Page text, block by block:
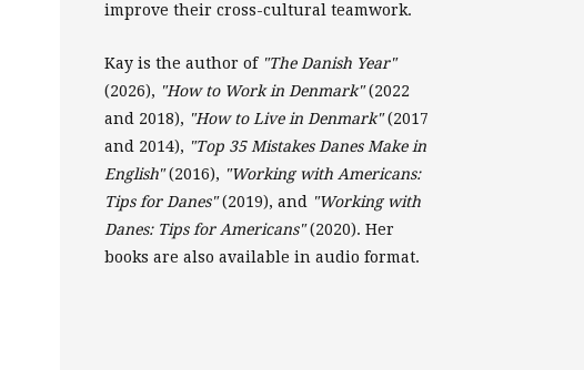
improve their cross-cultural teamwork.
Kay is the author of "The Danish Year"
(2026), "How to Work in Denmark"(2022
and 2018), "How to Live in Denmark"(2017
and 2014), "Top 35 Mistakes Danes Make in
English"(2016), "Working with Americans:
Tips for Danes"(2019), and
"Working with
Danes: Tips for Americans"(2020). Her
books are also available in audio format.